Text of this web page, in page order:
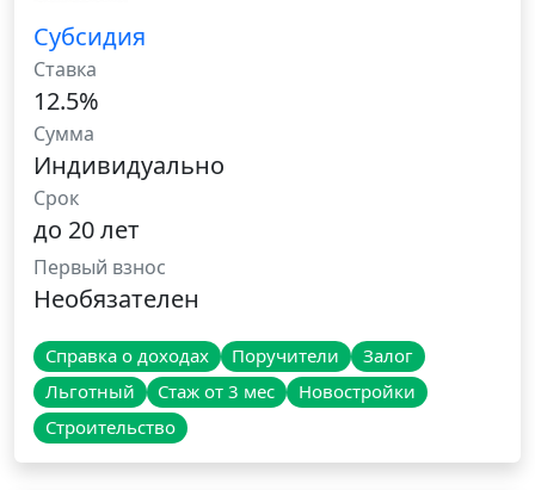
Субсидия
Ставка
12.5%
Сумма
Индивидуально
Срок
до 20 лет
Первый взнос
Необязателен
Справка о доходах Поручители
Залог
Льготный
Стаж от 3 мес
Новостройки
Строительство